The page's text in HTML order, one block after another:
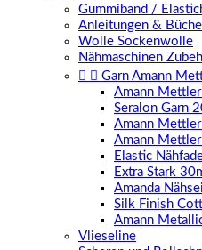
Gummiband /
Anleitungen &
Wolle Sockenwolle
Nähmaschinen
  Garn Amann
Amann
Seralon Garn
Amann
Amann
Elastic
Extra Stark
Amanda
Silk Finish
Amann
Vlieseline